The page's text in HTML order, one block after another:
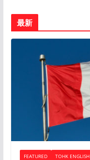
最新
FEATURED TOHK ENGLISH